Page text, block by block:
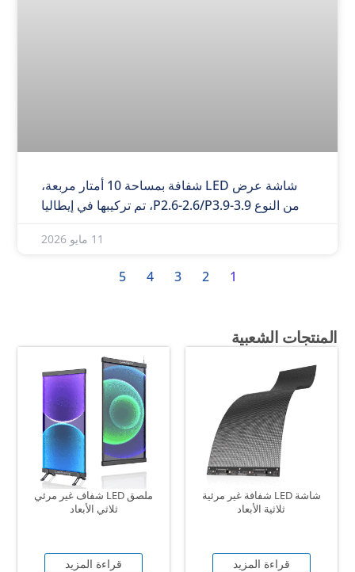
شاشة عرض LED شفافة بمساحة 10 أمتار مربعة،
من النوع P2.6-2.6/P3.9-3.9، تم تركيبها في إيطاليا
11 مايو 2026
1
2
3
4
5
المنتجات الشعبية
شاشة LED شفافة غير مرئية
ثلاثية الأبعاد
قراءة المزيد
ملصق LED شفاف غير مرئي
ثلاثي الأبعاد
قراءة المزيد